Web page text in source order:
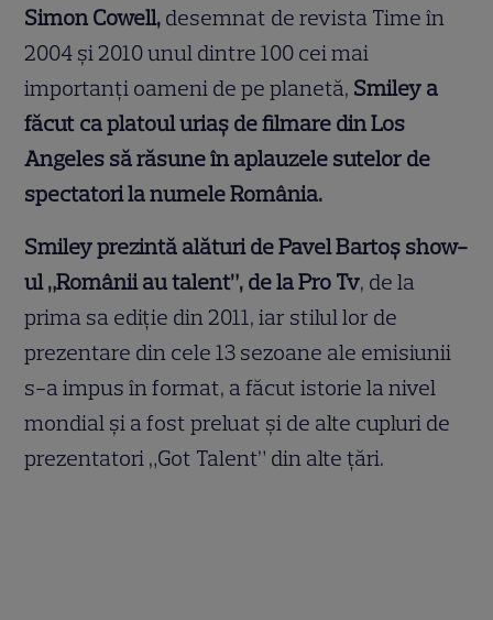
Simon Cowell, desemnat de revista Time în
2004 și 2010 unul dintre 100 cei mai
importanți oameni de pe planetă, Smiley a
făcut ca platoul uriaș de filmare din Los
Angeles să răsune în aplauzele sutelor de
spectatori la numele România.
Smiley prezintă alături de Pavel Bartoș show-
ul „Românii au talent”, de la Pro Tv, de la
prima sa ediție din 2011, iar stilul lor de
prezentare din cele 13 sezoane ale emisiunii
s-a impus în format, a făcut istorie la nivel
mondial și a fost preluat și de alte cupluri de
prezentatori „Got Talent” din alte țări.